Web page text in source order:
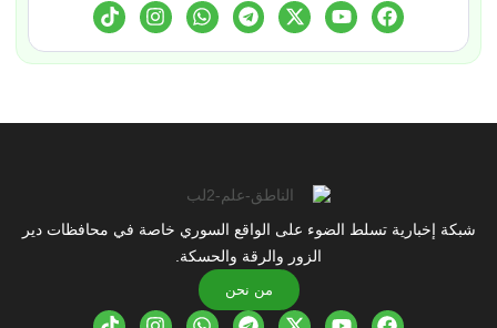
شبكة إخبارية تسلط الضوء على الواقع السوري خاصة في محافظات دير
الزور والرقة والحسكة.
من نحن